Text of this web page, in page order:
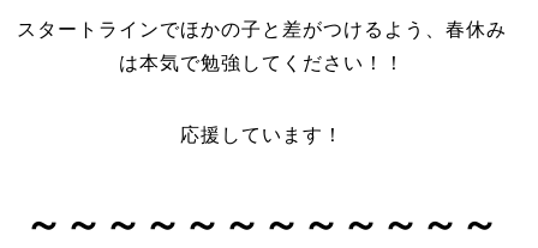
スタートラインでほかの子と差がつけるよう、春休み
は本気で勉強してください！！
応援しています！
～～～～～～～～～～～～